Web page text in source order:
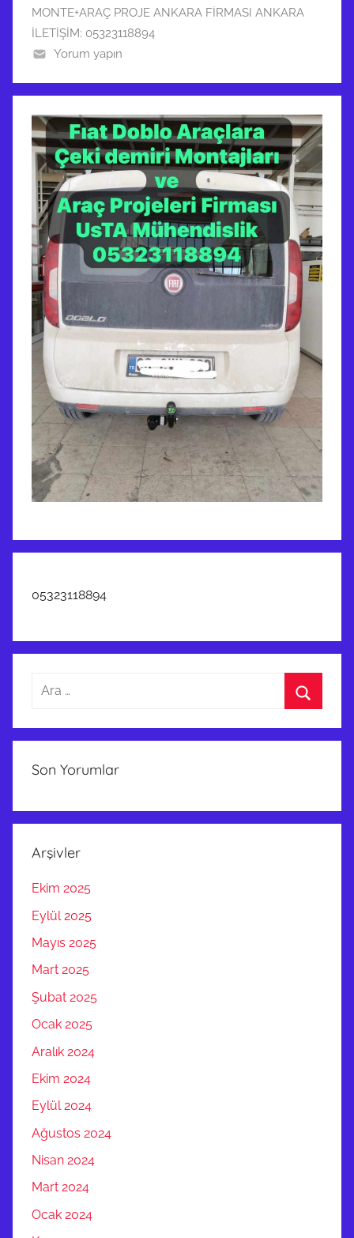
MONTE+ARAÇ PROJE ANKARA FİRMASI ANKARA
İLETİŞİM: 05323118894
Yorum yapın
05323118894
Arama:
Son Yorumlar
Arşivler
Ekim 2025
Eylül 2025
Mayıs 2025
Mart 2025
Şubat 2025
Ocak 2025
Aralık 2024
Ekim 2024
Eylül 2024
Ağustos 2024
Nisan 2024
Mart 2024
Ocak 2024